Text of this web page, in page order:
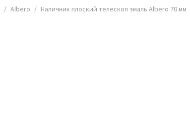
Albero Наличник плоский телескоп эмаль Albero 70 мм